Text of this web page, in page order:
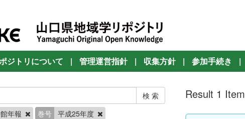
ジトリについて | 管理運営指針 | 収集方針 | 参加手続き |
年報 巻号 平成25年度
Result 1 Item